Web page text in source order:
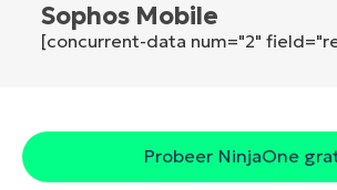
Sophos Mobile
[concurrent-data num="2"
Probeer NinjaOne